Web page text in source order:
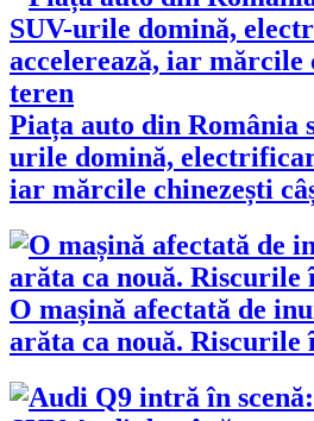
Piața auto din România
urile domină,
iar mărcile chinezești
O mașină afectată de
arăta ca nouă. Riscurile